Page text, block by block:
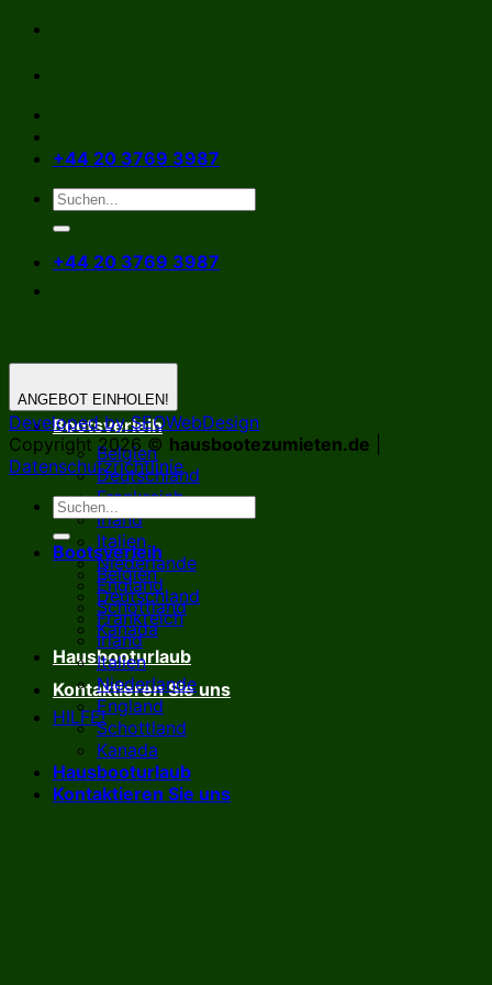
Zum
springen
+44 20 3769 3987
+44 20 3769 3987
Bootsverleih
Belgien
Deutschland
Frankreich
Irland
Italien
Niederlande
England
Schottland
Kanada
Hausbooturlaub
Kontaktieren Sie uns
HILFE!
ANGEBOT EINHOLEN!
Developed by SEOWebDesign
Copyright 2026 © hausbootezumieten.de
Datenschutzrichtlinie
Bootsverleih
Belgien
Deutschland
Frankreich
Irland
Italien
Niederlande
England
Schottland
Kanada
Hausbooturlaub
Kontaktieren Sie uns